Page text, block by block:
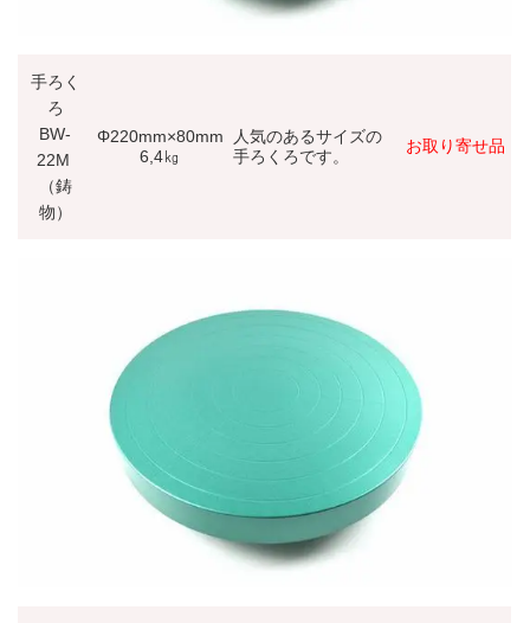
手ろく
ろ
BW-
22M
（鋳
物）
Φ220mm×80mm
6,4㎏
人気のあるサイズの
手ろくろです。
お取り寄せ品